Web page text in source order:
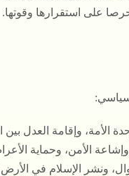
على استقرارها وقوتها.
الأمة، وإقامة العدل بين
الأمن، وحماية
ونشر الإسلام في الأرض